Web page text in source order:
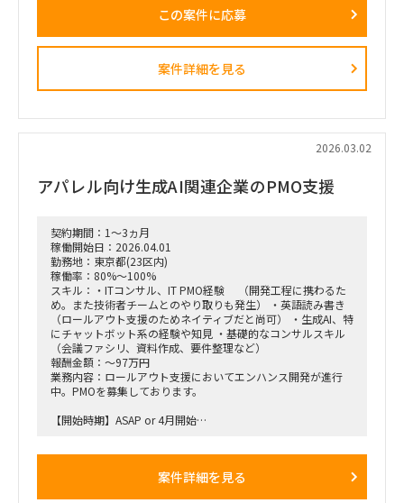
・既存RPAの改修・最適化
・運用設計およびマニュアル整備
・情報システム部門との連携・技術サポート
■体制：
情報システム部門配下での支援（詳細は面談時）
■出社の仕方について：
この案件に応募
案件詳細を見る
2026.03.02
アパレル向け生成AI関連企業のPMO支援
契約期間：1～3ヵ月
稼働開始日：2026.04.01
勤務地：東京都(23区内)
稼働率：80%～100%
スキル：・ITコンサル、IT PMO経験 （開発工程に携わるた
め。また技術者チームとのやり取りも発生） ・英語読み書き
（ロールアウト支援のためネイティブだと尚可） ・生成AI、特
にチャットボット系の経験や知見 ・基礎的なコンサルスキル
（会議ファシリ、資料作成、要件整理など）
報酬金額：～97万円
業務内容：ロールアウト支援においてエンハンス開発が進行
中。PMOを募集しております。
【開始時期】ASAP or 4月開始
案件詳細を見る